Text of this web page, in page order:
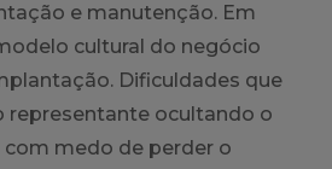
e manutenção. Em
cultural do negócio
Dificuldades que
representante ocultando o
medo de perder o